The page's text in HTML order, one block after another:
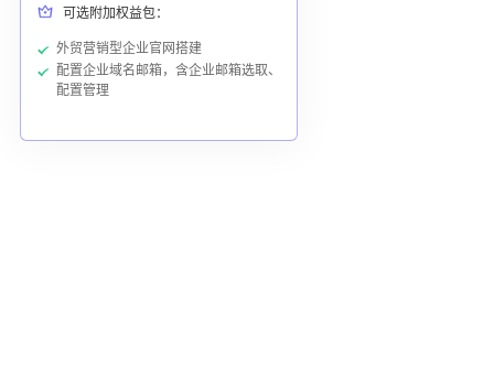
可选附加权益包：
外贸营销型企业官网搭建
配置企业域名邮箱，含企业邮箱选取、
配置管理